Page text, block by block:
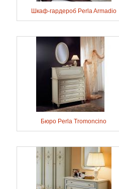
Шкаф-гардероб Perla Armadio
Бюро Perla Tromoncino